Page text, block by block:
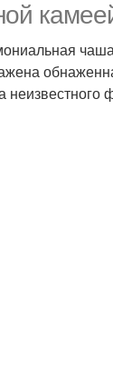
неизвестного